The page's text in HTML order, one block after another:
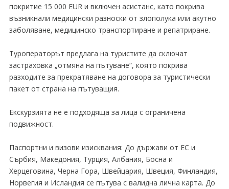
покритие 15 000 ЕUR и включен асистанс, като покрива
възникнали медицински разноски от злополука или акутно
заболяване, медицинско транспортиране и репатриране.
Туроператорът предлага на туристите да сключат
застраховка „отмяна на пътуване“, която покрива
разходите за прекратяване на договора за туристически
пакет от страна на пътуващия.
Екскурзията не е подходяща за лица с ограничена
подвижност.
Паспортни и визови изисквания: До държави от ЕС и
Сърбия, Македония, Турция, Албания, Босна и
Херцеговина, Черна Гора, Швейцария, Швеция, Финландия,
Норвегия и Исландия се пътува с валидна лична карта. До